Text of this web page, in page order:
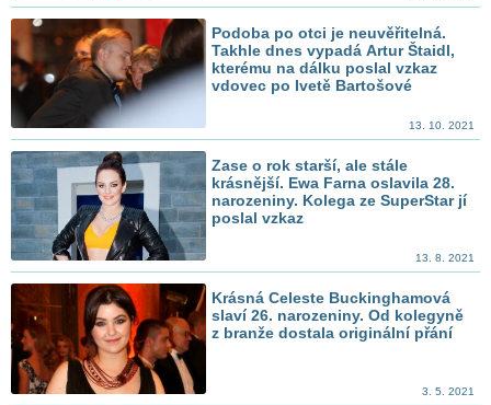
Podoba po otci je neuvěřitelná.
Takhle dnes vypadá Artur Štaidl,
kterému na dálku poslal vzkaz
vdovec po Ivetě Bartošové
13. 10. 2021
Zase o rok starší, ale stále
krásnější. Ewa Farna oslavila 28.
narozeniny. Kolega ze SuperStar jí
poslal vzkaz
13. 8. 2021
Krásná Celeste Buckinghamová
slaví 26. narozeniny. Od kolegyně
z branže dostala originální přání
3. 5. 2021